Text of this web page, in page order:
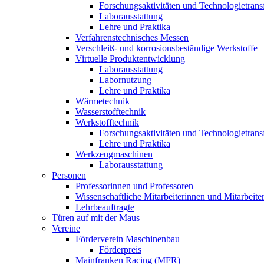
Forschungsaktivitäten und
Laborausstattung
Lehre und Praktika
Verfahrenstechnisches Messen
Verschleiß- und korrosionsbeständige Werkstoffe
Virtuelle Produktentwicklung
Laborausstattung
Labornutzung
Lehre und Praktika
Wärmetechnik
Wasserstofftechnik
Werkstofftechnik
Forschungsaktivitäten und
Lehre und Praktika
Werkzeugmaschinen
Laborausstattung
Personen
Professorinnen und Professoren
Wissenschaftliche Mitarbeiterinnen und Mitarbeiter
Lehrbeauftragte
Türen auf mit der Maus
Vereine
Förderverein Maschinenbau
Förderpreis
Mainfranken Racing (MFR)